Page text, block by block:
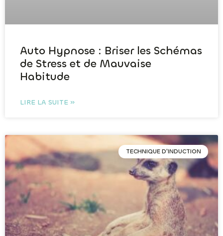
Auto Hypnose : Briser les Schémas
de Stress et de Mauvaise
Habitude
LIRE LA SUITE »
TECHNIQUE D'INDUCTION